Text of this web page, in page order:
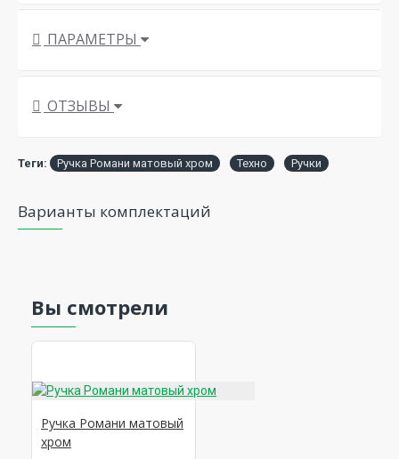
ПАРАМЕТРЫ
ОТЗЫВЫ
Теги: Ручка Романи матовый хром Техно Ручки
Варианты комплектаций
Вы смотрели
Ручка Романи матовый
хром